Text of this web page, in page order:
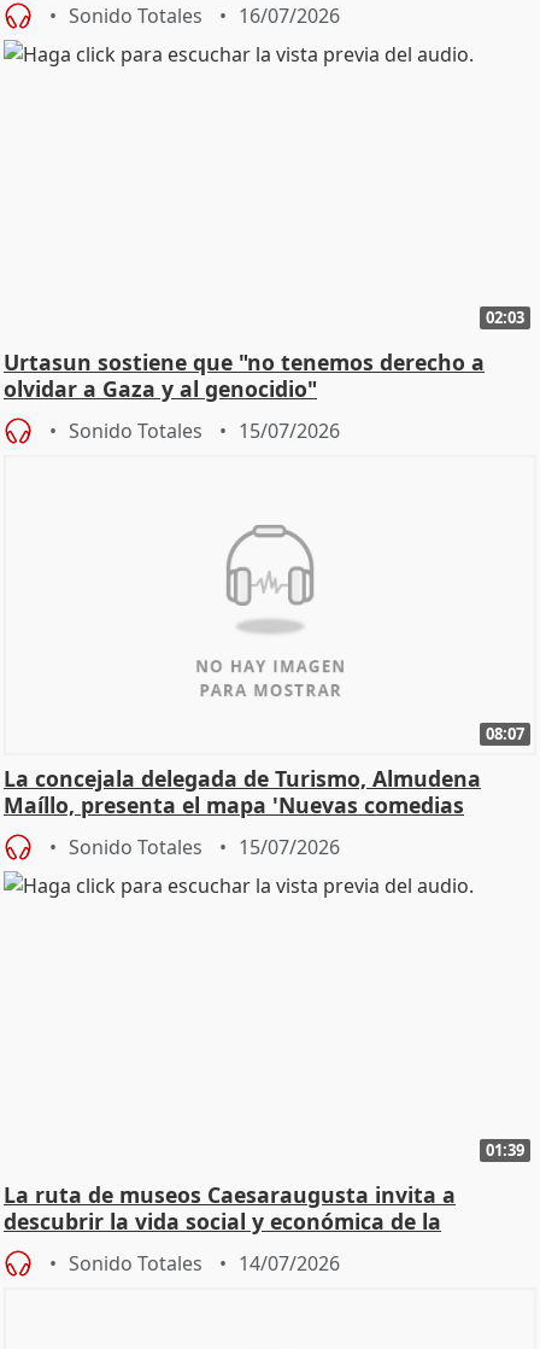
Sonido Totales 16/07/2026
02:03
Urtasun sostiene que "no tenemos derecho a
olvidar a Gaza y al genocidio"
Sonido Totales 15/07/2026
08:07
La concejala delegada de Turismo, Almudena
Maíllo, presenta el mapa 'Nuevas comedias
madrileñas'
Sonido Totales 15/07/2026
01:39
La ruta de museos Caesaraugusta invita a
descubrir la vida social y económica de la
Zaragoza ro
Sonido Totales 14/07/2026